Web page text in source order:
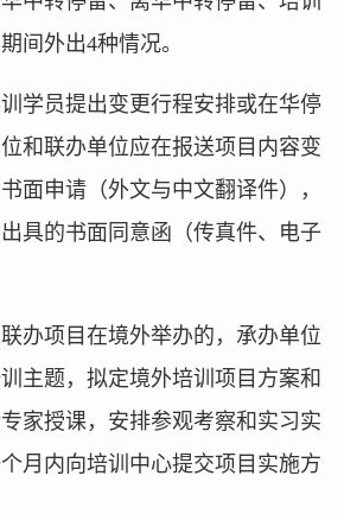
间外出4种情况。
学员提出变更行程安排或在华停
和联办单位应在报送项目内容变
面申请（外文与中文翻译件），
具的书面同意函（传真件、电子
办项目在境外举办的，承办单位
主题，拟定境外培训项目方案和
家授课，安排参观考察和实习实
月内向培训中心提交项目实施方